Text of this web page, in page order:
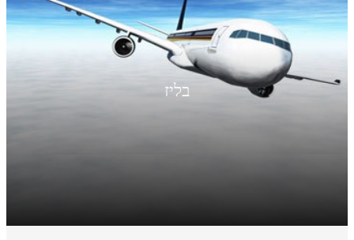
בליז